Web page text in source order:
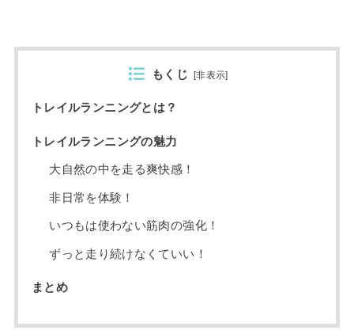
もくじ [非表示]
トレイルランニングとは？
トレイルランニングの魅力
大自然の中を走る爽快感！
非日常を体験！
いつもは使わない筋肉の強化！
ずっと走り続けなくていい！
まとめ